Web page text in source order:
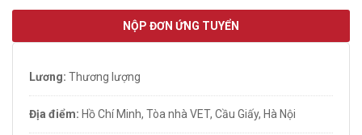
NỘP ĐƠN ỨNG TUYỂN
Lương: Thương lượng
Địa điểm: Hồ Chí Minh, Tòa nhà VET, Cầu Giấy, Hà Nội